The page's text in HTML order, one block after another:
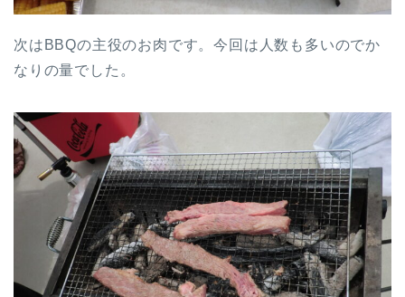
次はBBQの主役のお肉です。今回は人数も多いのでか
なりの量でした。